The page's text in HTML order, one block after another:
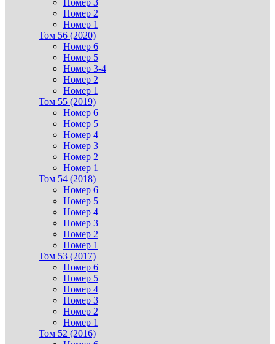
Номер 2
Номер 1
Том 56 (2020)
Номер 6
Номер 5
Номер 3-4
Номер 2
Номер 1
Том 55 (2019)
Номер 6
Номер 5
Номер 4
Номер 3
Номер 2
Номер 1
Том 54 (2018)
Номер 6
Номер 5
Номер 4
Номер 3
Номер 2
Номер 1
Том 53 (2017)
Номер 6
Номер 5
Номер 4
Номер 3
Номер 2
Номер 1
Том 52 (2016)